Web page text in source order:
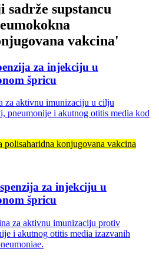
supstancu
vakcina'
za injekciju u
špricu
za aktivnu imunizaciju u cilju
pneumonije i akutnog otitis media kod
polisaharidna konjugovana vakcina
za injekciju u
špricu
za aktivnu imunizaciju protiv
i akutnog otitis media izazvanih